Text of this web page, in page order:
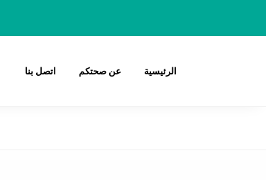
الرئيسية عن صحتكم اتصل بنا